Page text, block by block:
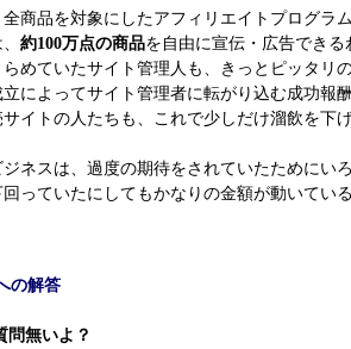
全商品を対象にしたアフィリエイトプログラ
約100万点の商品を自由に宣伝・広告でき
らめていたサイト管理人も、きっとピッタリ
によってサイト管理者に転がり込む成功報酬
イトの人たちも、これで少しだけ溜飲を下
ネスは、過度の期待をされていたためにい
っていたにしてもかなりの金額が動いてい
の解答
問無いよ？